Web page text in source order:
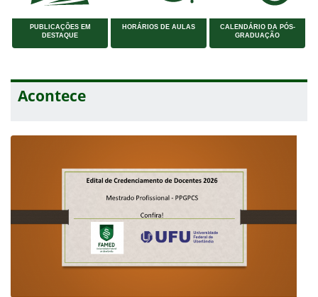
PUBLICAÇÕES EM
DESTAQUE
HORÁRIOS DE AULAS
CALENDÁRIO DA PÓS-
GRADUAÇÃO
Acontece